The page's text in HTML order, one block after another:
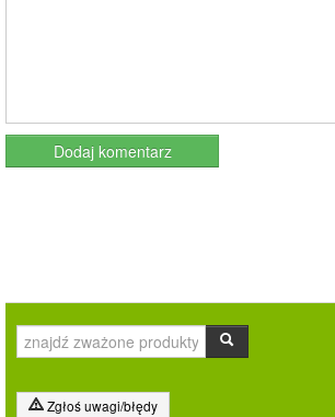
Zgłoś uwagi/błędy